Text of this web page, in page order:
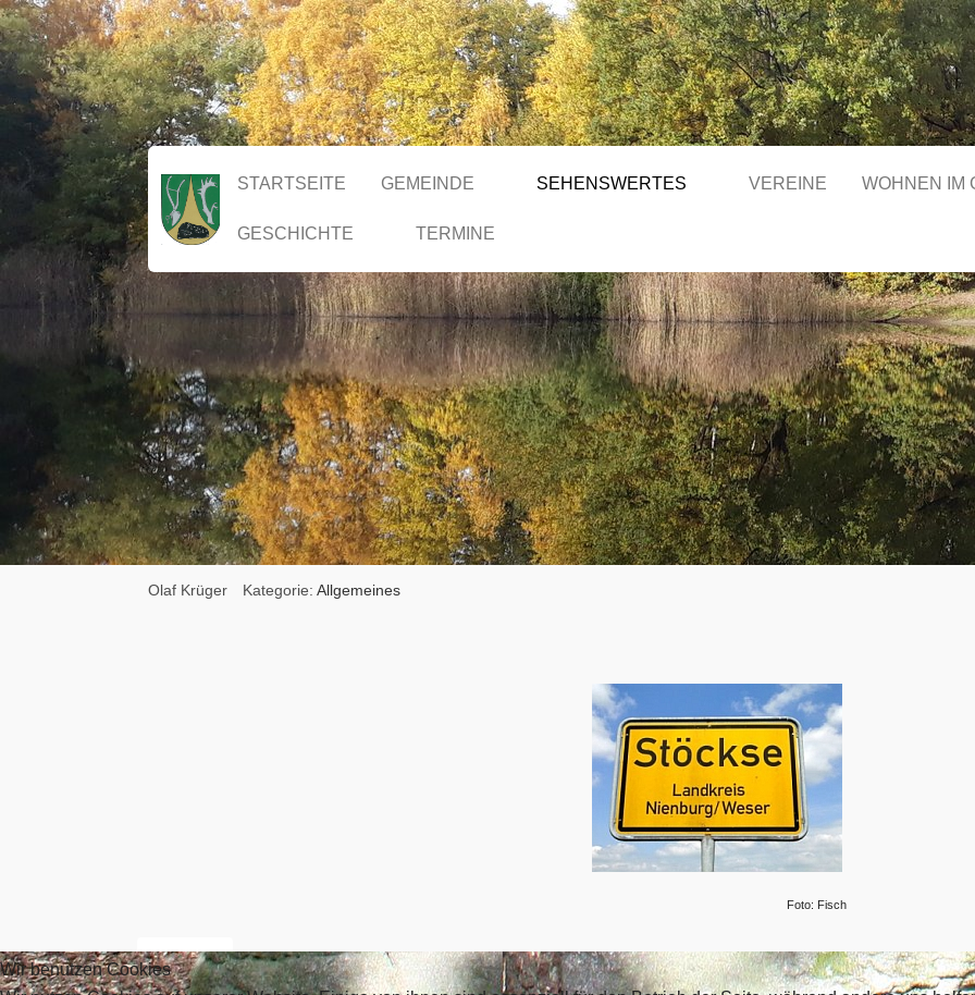
STARTSEITE GEMEINDE SEHENSWERTES VEREINE WOHNEN IM
GESCHICHTE TERMINE
Olaf Krüger Kategorie: Allgemeines
Foto: Fisch
Vorheriger Beitrag: Anfahrt
Zurück
Wir benutzen Cookies